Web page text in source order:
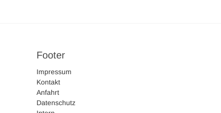
Footer
Impressum
Kontakt
Anfahrt
Datenschutz